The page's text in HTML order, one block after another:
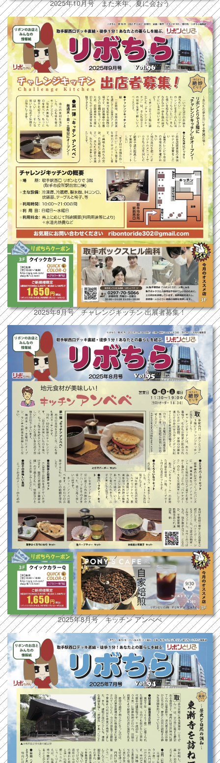
2025年10月号 また来年、夏に会おう
2025年9月号 チャレンジキッチン 出展者募集！
2025年8月号 キッチン アンべべ